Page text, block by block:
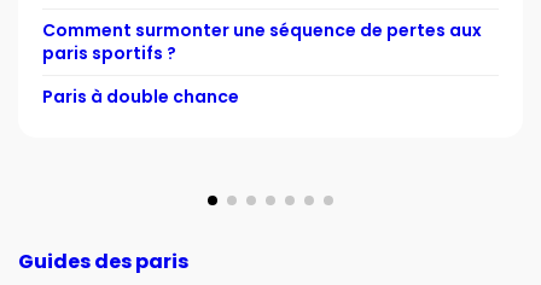
Comment surmonter une séquence de pertes aux
paris sportifs ?
Paris à double chance
Guides des paris